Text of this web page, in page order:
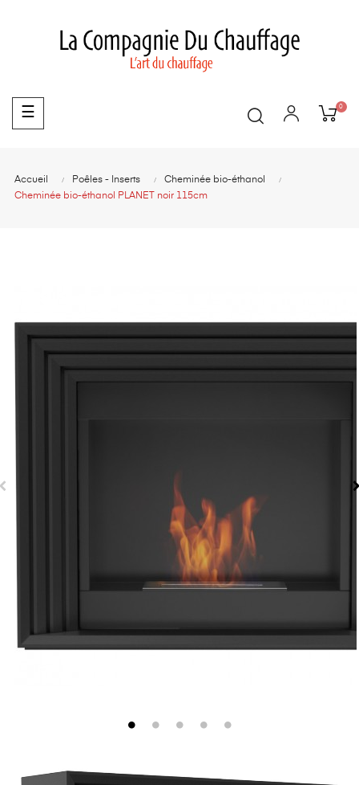
Basculer
la
☰ 0
Accueil Poêles - Inserts
Cheminée bio-éthanol
Cheminée bio-éthanol PLANET noir 115cm